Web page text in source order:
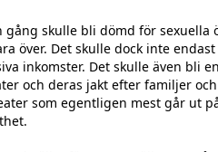
gång skulle bli dömd för
över. Det skulle dock inte
inkomster. Det skulle även bli
och deras jakt efter familjer
som egentligen mest går ut